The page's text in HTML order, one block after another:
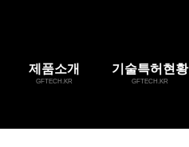
제품소개
GFTECH.KR
기술특허현황
GFTECH.KR